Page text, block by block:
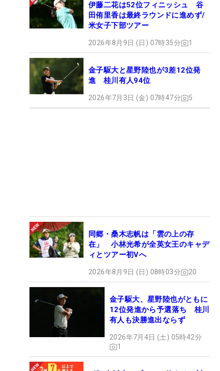
伊藤二花は52位フィニッシュ 谷
田侑里香は最終ラウンドに進めず/
米女子下部ツアー
2026年8月9日 (日) 07時35分 1
金子駆大と星野陸也が3差12位発
進 桂川有人94位
2026年7月3日 (金) 07時47分 5
同郷・桑木志帆は「雲の上の存
在」 小林光希が全英女王のキャデ
ィとツアー初Vへ
2026年8月9日 (日) 08時03分 20
金子駆大、星野陸也がともに
12位発進から予選落ち 桂川
有人も決勝進出ならず
2026年7月4日 (土) 05時42分
1